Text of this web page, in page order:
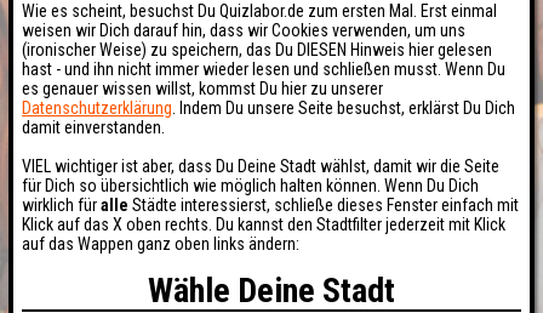
Wie es scheint, besuchst Du Quizlabor.de zum ersten Mal. Erst einmal
weisen wir Dich darauf hin, dass wir Cookies verwenden, um uns
(ironischer Weise) zu speichern, das Du DIESEN Hinweis hier gelesen
hast - und ihn nicht immer wieder lesen und schließen musst. Wenn Du
es genauer wissen willst, kommst Du hier zu unserer
Datenschutzerklärung . Indem Du unsere Seite besuchst, erklärst Du Dich
damit einverstanden.
VIEL wichtiger ist aber, dass Du Deine Stadt wählst, damit wir die Seite
für Dich so übersichtlich wie möglich halten können. Wenn Du Dich
wirklich füralle Städte interessierst, schließe dieses Fenster einfach mit
Klick auf das X oben rechts. Du kannst den Stadtfilter jederzeit mit Klick
auf das Wappen ganz oben links ändern:
Wähle Deine Stadt